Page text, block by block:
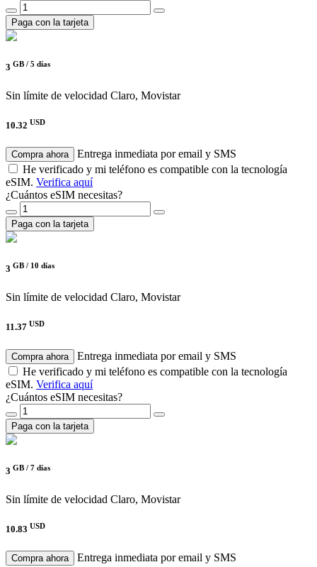
Paga con la tarjeta
3 GB / 5 días
Sin límite de velocidad Claro, Movistar
10.32 USD
Compra ahora
Entrega inmediata por email y SMS
He verificado y mi teléfono es compatible con la tecnología
eSIM. Verifica aquí
¿Cuántos eSIM necesitas?
Paga con la tarjeta
3 GB / 10 días
Sin límite de velocidad Claro, Movistar
11.37 USD
Compra ahora
Entrega inmediata por email y SMS
He verificado y mi teléfono es compatible con la tecnología
eSIM. Verifica aquí
¿Cuántos eSIM necesitas?
Paga con la tarjeta
3 GB / 7 días
Sin límite de velocidad Claro, Movistar
10.83 USD
Compra ahora
Entrega inmediata por email y SMS